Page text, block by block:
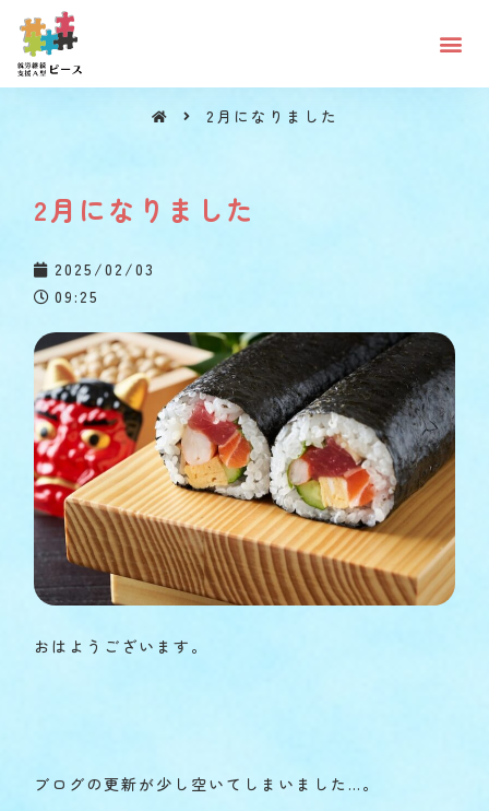
2月になりました
2月になりました
2025/02/03
09:25
おはようございます。
ブログの更新が少し空いてしまいました…。